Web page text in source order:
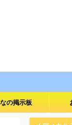
の掲示板